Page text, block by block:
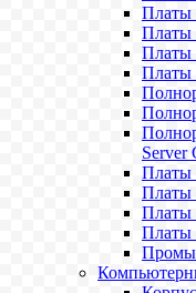
Платы
Платы
Платы
Платы
Server
Платы
Платы
Платы
Платы